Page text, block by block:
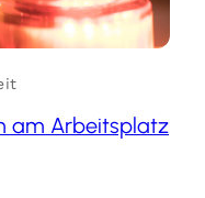
am Arbeitsplatz